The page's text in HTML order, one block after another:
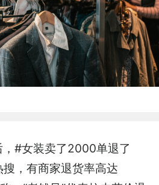
，#女装卖了2000单退了
，有商家退货率高达